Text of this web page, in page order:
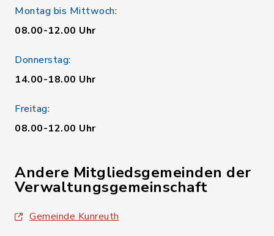
Montag bis Mittwoch:
08.00-12.00 Uhr
Donnerstag:
14.00-18.00 Uhr
Freitag:
08.00-12.00 Uhr
Andere Mitgliedsgemeinden der
Verwaltungsgemeinschaft
Gemeinde Kunreuth